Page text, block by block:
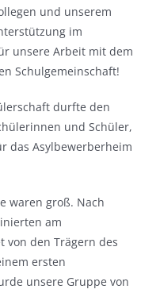
und unserem
im
unsere Arbeit mit dem
Schulgemeinschaft!
durfte den
und Schüler,
das Asylbewerberheim
waren groß. Nach
am
von den Trägern des
ersten
unsere Gruppe von